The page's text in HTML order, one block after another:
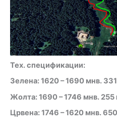
Тех. спецификации:
Зелена: 1620 – 1690 мнв.
Жолта: 1690 – 1746 мнв.
Црвена: 1746 – 1620 мнв.